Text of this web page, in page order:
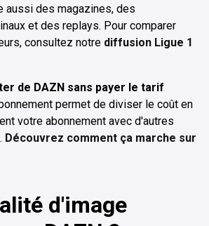
aussi des magazines, des
et des replays. Pour comparer
consultez notre diffusion Ligue 1
de DAZN sans payer le tarif
permet de diviser le coût en
votre abonnement avec d'autres
Découvrez comment ça marche sur
d'image